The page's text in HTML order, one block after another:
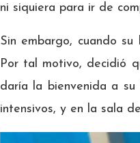
ni siquiera para ir de
Sin embargo, cuando
Por tal motivo, decidió
daría la bienvenida a su
intensivos, y en la sala